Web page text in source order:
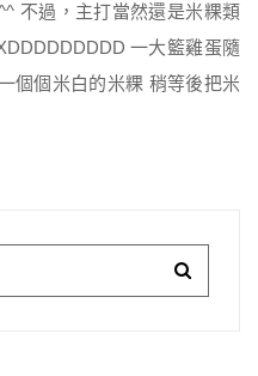
不過，主打當然還是米粿類
一大籃雞蛋隨
個個米白的米粿 稍等後把米